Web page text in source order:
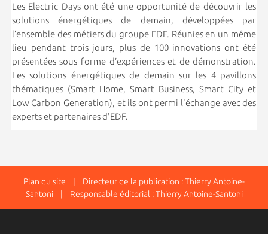
Les Electric Days ont été une opportunité de découvrir les
solutions énergétiques de demain, développées par
l’ensemble des métiers du groupe EDF. Réunies en un même
lieu pendant trois jours, plus de 100 innovations ont été
présentées sous forme d’expériences et de démonstration.
Les solutions énergétiques de demain sur les 4 pavillons
thématiques (Smart Home, Smart Business, Smart City et
Low Carbon Generation), et ils ont permi l'échange avec des
experts et partenaires d'EDF.
Plan du site | Directeur de la publication : Thierry Antoine-
Santoni | Responsable éditorial : Thierry Antoine-Santoni